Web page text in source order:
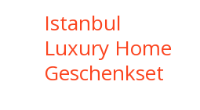
Istanbul
Luxury Home
Geschenkset